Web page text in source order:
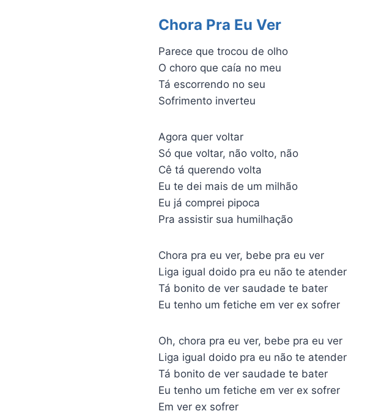
Chora Pra Eu Ver
Parece que trocou de olho
O choro que caía no meu
Tá escorrendo no seu
Sofrimento inverteu
Agora quer voltar
Só que voltar, não volto, não
Cê tá querendo volta
Eu te dei mais de um milhão
Eu já comprei pipoca
Pra assistir sua humilhação
Chora pra eu ver, bebe pra eu ver
Liga igual doido pra eu não te atender
Tá bonito de ver saudade te bater
Eu tenho um fetiche em ver ex sofrer
Oh, chora pra eu ver, bebe pra eu ver
Liga igual doido pra eu não te atender
Tá bonito de ver saudade te bater
Eu tenho um fetiche em ver ex sofrer
Em ver ex sofrer